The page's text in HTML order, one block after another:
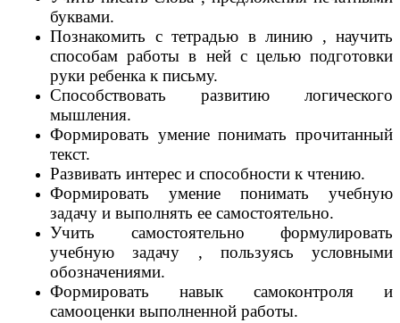
буквами.
Познакомить с тетрадью в линию , научить
способам работы в ней с целью подготовки
руки ребенка к письму.
Способствовать развитию логического
мышления.
Формировать умение понимать прочитанный
текст.
Развивать интерес и способности к чтению.
Формировать умение понимать учебную
задачу и выполнять ее самостоятельно.
Учить самостоятельно формулировать
учебную задачу , пользуясь условными
обозначениями.
Формировать навык самоконтроля и
самооценки выполненной работы.